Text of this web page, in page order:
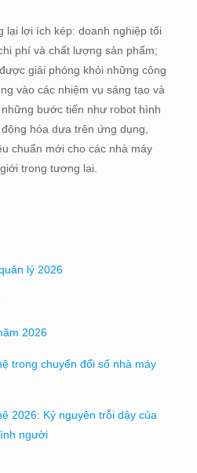
lại lợi ích kép: doanh nghiệp tối
phí và chất lượng sản phẩm;
giải phóng khỏi những công
vào các nhiệm vụ sáng tạo và
bước tiến như robot hình
hóa dựa trên ứng dụng,
chuẩn mới cho các nhà máy
trong tương lai.
lý 2026
2026
trong chuyển đổi số nhà máy
2026: Kỷ nguyên trỗi dậy của
người